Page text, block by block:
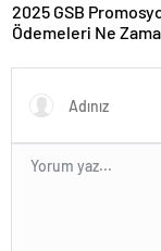
2025 GSB
Ödemeleri Ne